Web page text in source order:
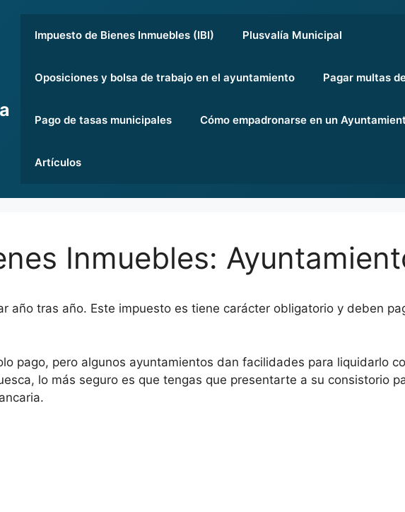
Impuesto de Bienes Inmuebles (IBI) Plusvalía Municipal
Oposiciones y bolsa de trabajo en el ayuntamiento Pagar multas
Pago de tasas municipales Cómo empadronarse en un
Artículos
Inmuebles:
año tras año. Este impuesto es tiene carácter obligatorio y deben
pago, pero algunos ayuntamientos dan facilidades para liquidarlo
lo más seguro es que tengas que presentarte a su consistorio